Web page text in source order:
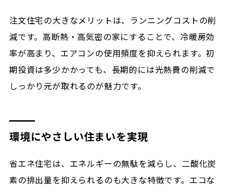
注文住宅の大きなメリットは、ランニングコストの削
減です。高断熱・高気密の家にすることで、冷暖房効
率が高まり、エアコンの使用頻度を抑えられます。初
期投資は多少かかっても、長期的には光熱費の削減で
しっかり元が取れるのが魅力です。
環境にやさしい住まいを実現
省エネ住宅は、エネルギーの無駄を減らし、二酸化炭
素の排出量を抑えられるのも大きな特徴です。エコな